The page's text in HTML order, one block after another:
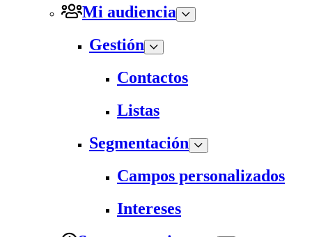
Mi audiencia
Gestión
Contactos
Listas
Segmentación
Campos personalizados
Intereses